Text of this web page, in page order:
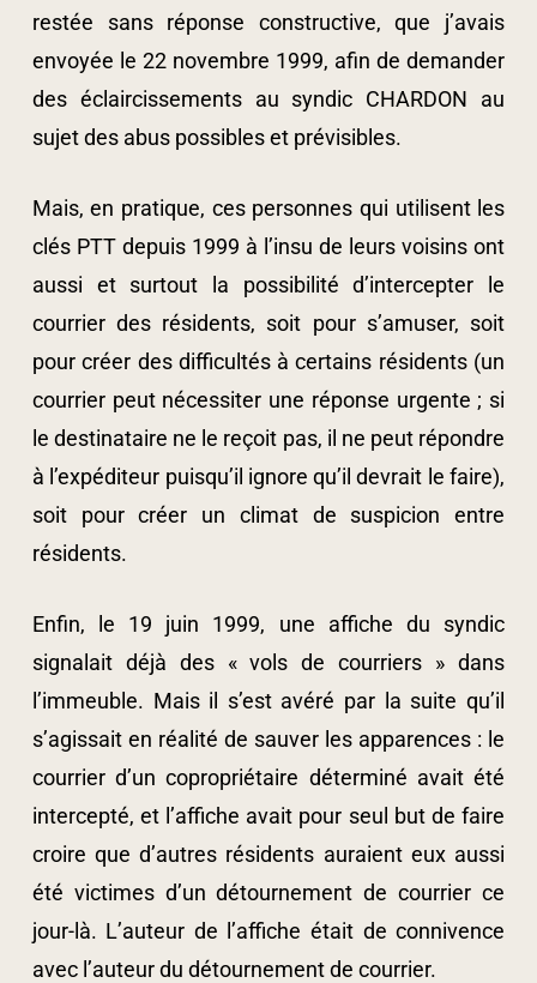
restée sans réponse constructive, que j’avais
envoyée le 22 novembre 1999, afin de demander
des éclaircissements au syndic CHARDON au
sujet des abus possibles et prévisibles.
Mais, en pratique, ces personnes qui utilisent les
clés PTT depuis 1999 à l’insu de leurs voisins ont
aussi et surtout la possibilité d’intercepter le
courrier des résidents, soit pour s’amuser, soit
pour créer des difficultés à certains résidents (un
courrier peut nécessiter une réponse urgente ; si
le destinataire ne le reçoit pas, il ne peut répondre
à l’expéditeur puisqu’il ignore qu’il devrait le faire),
soit pour créer un climat de suspicion entre
résidents.
Enfin, le 19 juin 1999, une affiche du syndic
signalait déjà des « vols de courriers » dans
l’immeuble. Mais il s’est avéré par la suite qu’il
s’agissait en réalité de sauver les apparences : le
courrier d’un copropriétaire déterminé avait été
intercepté, et l’affiche avait pour seul but de faire
croire que d’autres résidents auraient eux aussi
été victimes d’un détournement de courrier ce
jour-là. L’auteur de l’affiche était de connivence
avec l’auteur du détournement de courrier.